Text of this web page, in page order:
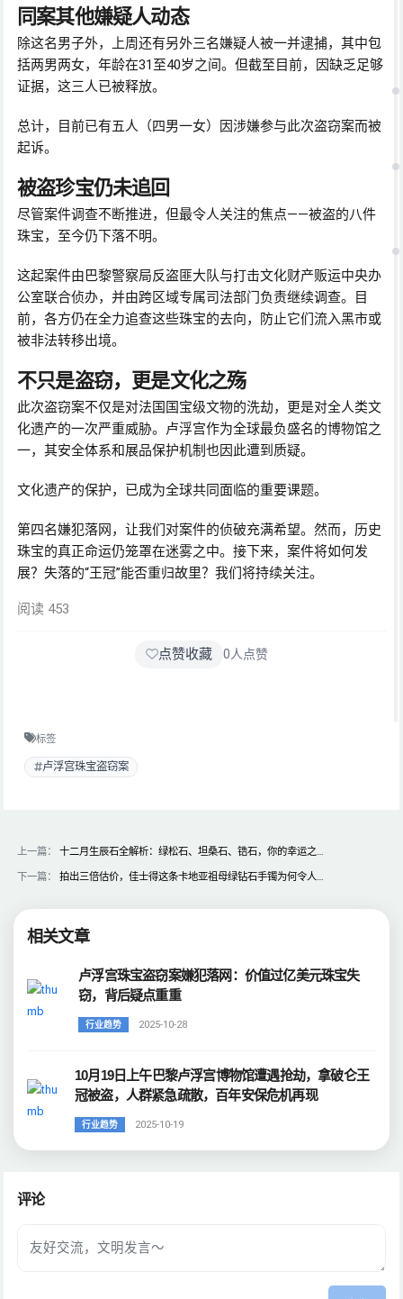
同案其他嫌疑人动态
除这名男子外，上周还有另外三名嫌疑人被一并逮捕，其中包
括两男两女，年龄在31至40岁之间。但截至目前，因缺乏足够
证据，这三人已被释放。
总计，目前已有五人（四男一女）因涉嫌参与此次盗窃案而被
起诉。
被盗珍宝仍未追回
尽管案件调查不断推进，但最令人关注的焦点——被盗的八件
珠宝，至今仍下落不明。
这起案件由巴黎警察局反盗匪大队与打击文化财产贩运中央办
公室联合侦办，并由跨区域专属司法部门负责继续调查。目
前，各方仍在全力追查这些珠宝的去向，防止它们流入黑市或
被非法转移出境。
不只是盗窃，更是文化之殇
此次盗窃案不仅是对法国国宝级文物的洗劫，更是对全人类文
化遗产的一次严重威胁。卢浮宫作为全球最负盛名的博物馆之
一，其安全体系和展品保护机制也因此遭到质疑。
文化遗产的保护，已成为全球共同面临的重要课题。
第四名嫌犯落网，让我们对案件的侦破充满希望。然而，历史
珠宝的真正命运仍笼罩在迷雾之中。接下来，案件将如何发
展？失落的“王冠”能否重归故里？我们将持续关注。
阅读 453
点赞收藏 0人点赞
标签
卢浮宫珠宝盗窃案
上一篇：
十二月生辰石全解析：绿松石、坦桑石、锆石，你的幸运之…
下一篇：
拍出三倍估价，佳士得这条卡地亚祖母绿钻石手镯为何令人…
相关文章
卢浮宫珠宝盗窃案嫌犯落网：价值过亿美元珠宝失
窃，背后疑点重重
行业趋势 2025-10-28
10月19日上午巴黎卢浮宫博物馆遭遇抢劫，拿破仑王
冠被盗，人群紧急疏散，百年安保危机再现
行业趋势 2025-10-19
评论